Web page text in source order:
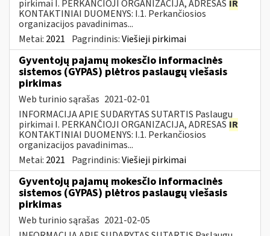
pirkimai I. PERKANČIOJI ORGANIZACIJA, ADRESAS IR
KONTAKTINIAI DUOMENYS: I.1. Perkančiosios
organizacijos pavadinimas...
Metai: 2021 Pagrindinis:Viešieji pirkimai
Gyventojų pajamų mokesčio informacinės
sistemos (GYPAS) plėtros paslaugų viešasis
pirkimas
Web turinio sąrašas 2021-02-01
INFORMACIJA APIE SUDARYTAS SUTARTIS Paslaugų
pirkimai I. PERKANČIOJI ORGANIZACIJA, ADRESAS IR
KONTAKTINIAI DUOMENYS: I.1. Perkančiosios
organizacijos pavadinimas...
Metai: 2021 Pagrindinis:Viešieji pirkimai
Gyventojų pajamų mokesčio informacinės
sistemos (GYPAS) plėtros paslaugų viešasis
pirkimas
Web turinio sąrašas 2021-02-05